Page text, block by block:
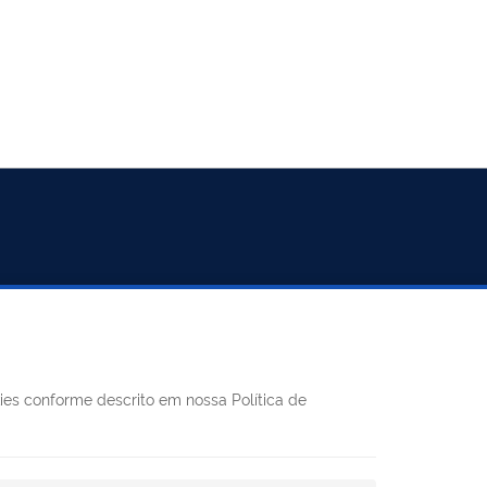
REDES SOCIAIS
conforme descrito em nossa Política de